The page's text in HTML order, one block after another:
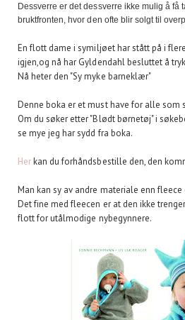
Dessverre er det dessverre ikke mulig å få
bruktfronten, hvor den ofte blir solgt til
En flott dame i symiljøet har stått på i
igjen,og nå har Gyldendahl besluttet å
Nå heter den "Sy myke barneklær"
Denne boka er et must have for alle som
Om du søker etter "Blødt børnetøj" i
se mye jeg har sydd fra boka.
Herkan du forhåndsbestille den, den
Man kan sy av andre materiale enn
Det fine med fleecen er at den ikke
flott for utålmodige nybegynnere.